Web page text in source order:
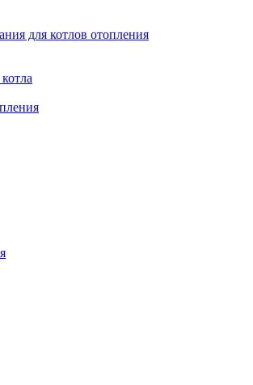
для котлов отопления